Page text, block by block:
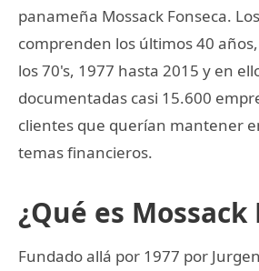
panameña Mossack Fonseca.
comprenden los últimos 40
los 70's, 1977 hasta 2015 y en
documentadas casi 15.600
clientes que querían mantener
temas financieros.
¿Qué es Mossack
Fundado allá por 1977 por